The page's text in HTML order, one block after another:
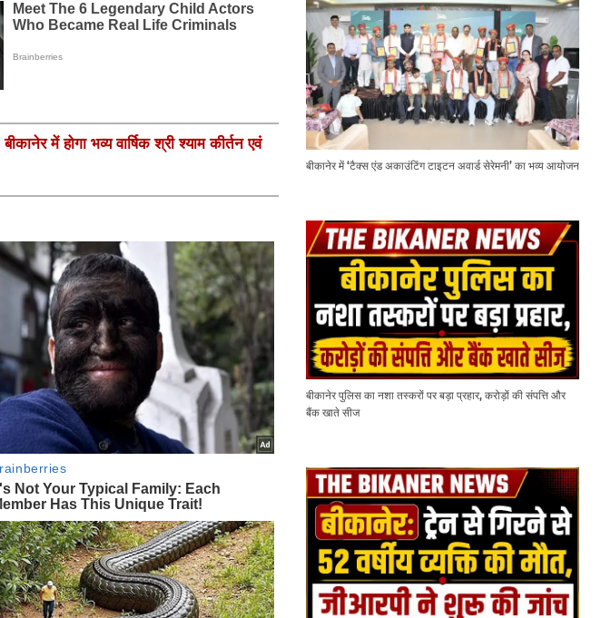
में होगा भव्य वार्षिक श्री श्याम कीर्तन एवं
बीकानेर में ‘टैक्स एंड अकाउंटिंग टाइटन अवार्ड सेरेमनी’ का भव्य आयोजन
बीकानेर पुलिस का नशा तस्करों पर बड़ा प्रहार, करोड़ों की संपत्ति और
बैंक खाते सीज